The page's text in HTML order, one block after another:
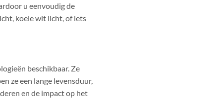
u eenvoudig de
koele wit licht, of iets
beschikbaar. Ze
ze een lange levensduur,
en de impact op het